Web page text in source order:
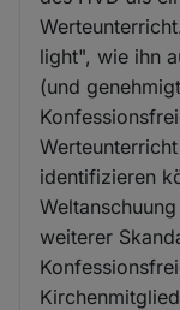
light", wie ihn
(und
identifizieren
weiterer